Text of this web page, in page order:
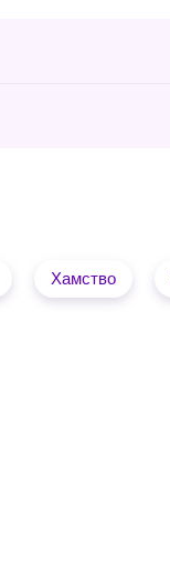
Хамство